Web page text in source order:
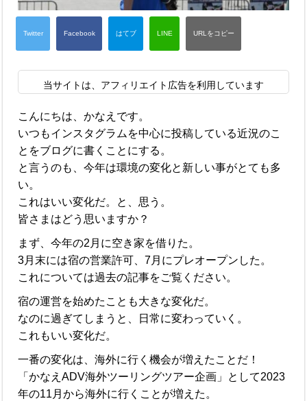
当サイトは、アフィリエイト広告を利用しています
こんにちは、かなえです。
いつもインスタグラムを中心に投稿している近況のこ
とをブログに書くことにする。
と言うのも、今年は環境の変化と新しい事がとても多
い。
これはいい変化だ。と、思う。
皆さまはどう思いますか？
まず、今年の2月に空き家を借りた。
3月末には宿の営業許可、7月にプレオープンした。
これについては過去の記事をご覧ください。
宿の運営を始めたことも大きな変化だ。
なのに過ぎてしまうと、日常に変わっていく。
これもいい変化だ。
一番の変化は、海外に行く機会が増えたことだ！
「かなえADV海外ツーリングツアー企画」として2023
年の11月から海外に行くことが増えた。